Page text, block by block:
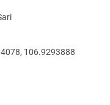
106.9293888